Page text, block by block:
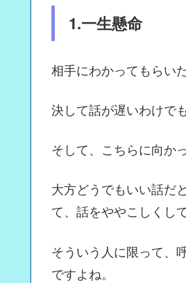
1.一生懸命
相手にわかってもらい
決して話が遅いわけで
そして、こちらに向か
大方どうでもいい話だ
て、話をややこしくし
そういう人に限って、
ですよね。